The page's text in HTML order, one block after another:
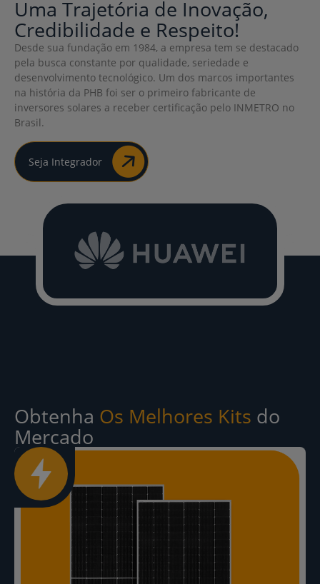
Uma Trajetória de Inovação,
Credibilidade e Respeito!
Desde sua fundação em 1984, a empresa tem se destacado
pela busca constante por qualidade, seriedade e
desenvolvimento tecnológico. Um dos marcos importantes
na história da PHB foi ser o primeiro fabricante de
inversores solares a receber certificação pelo INMETRO no
Brasil.
Seja Integrador
Obtenha Os Melhores Kits do
Mercado